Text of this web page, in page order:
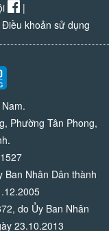
|
Điều khoản sử dụng
Phường Tân Phong,
Ban Nhân Dân thành
do Ủy Ban Nhân
23.10.2013